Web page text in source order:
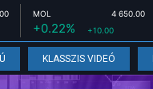
MOL 4 650.00
+0.22% +10.00
KLASSZIS VIDEÓ